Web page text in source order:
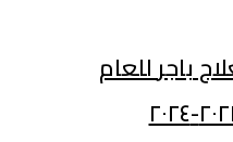
باجرللعام
٢٠٢٤